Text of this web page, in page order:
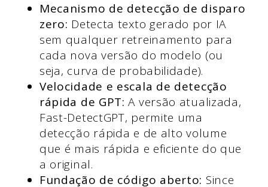
Mecanismo de detecção de disparo
zero: Detecta texto gerado por IA
sem qualquer retreinamento para
cada nova versão do modelo (ou
seja, curva de probabilidade).
Velocidade e escala de detecção
rápida de GPT:A versão atualizada,
Fast-DetectGPT, permite uma
detecção rápida e de alto volume
que é mais rápida e eficiente do que
a original.
Fundação de código aberto: Since